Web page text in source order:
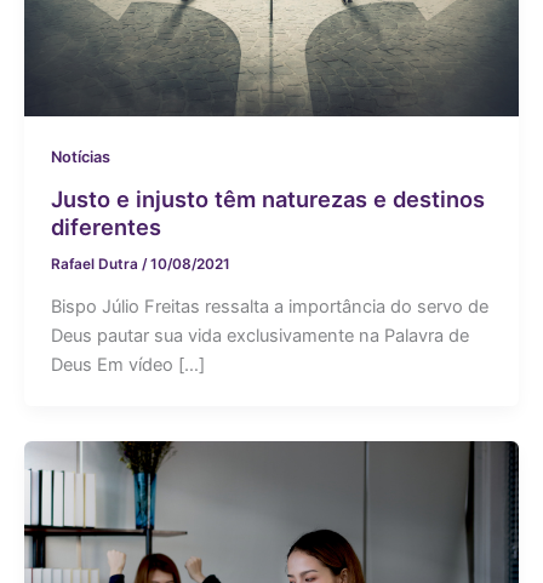
Notícias
Justo e injusto têm naturezas e destinos
diferentes
Rafael Dutra /10/08/2021
Bispo Júlio Freitas ressalta a importância do servo de
Deus pautar sua vida exclusivamente na Palavra de
Deus Em vídeo […]